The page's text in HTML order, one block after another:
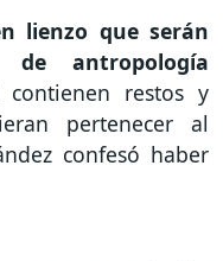
lienzo que serán
de antropología
restos y
pertenecer al
confesó haber